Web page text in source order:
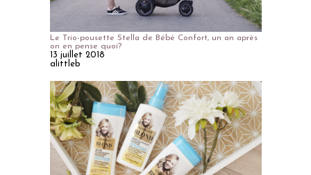
Le Trio-pousette Stella de Bébé Confort, un an après
on en pense quoi?
13 juillet 2018
alittleb